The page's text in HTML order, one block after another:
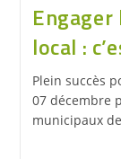
local :
Plein succès
07 décembre
municipaux